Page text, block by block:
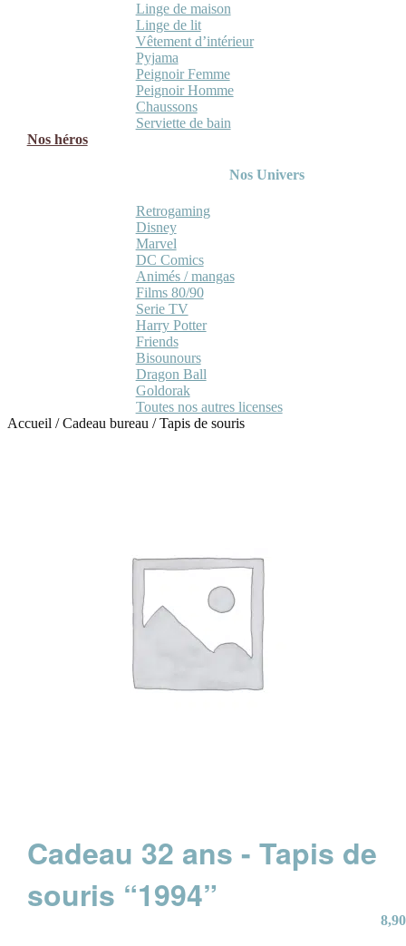
Linge de maison
Linge de lit
Vêtement d’intérieur
Pyjama
Peignoir Femme
Peignoir Homme
Chaussons
Serviette de bain
Nos héros
Nos Univers
Retrogaming
Disney
Marvel
DC Comics
Animés / mangas
Films 80/90
Serie TV
Harry Potter
Friends
Bisounours
Dragon Ball
Goldorak
Toutes nos autres licenses
Accueil /Cadeau bureau /Tapis de souris
Cadeau 32 ans - Tapis de
souris “1994”
8,90